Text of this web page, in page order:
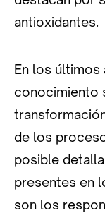
antioxidantes.
En los últimos
conocimiento
de los
posible
presentes en
son los